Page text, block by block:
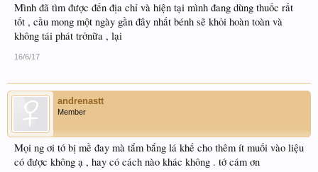
Mình đã tìm được đến địa chỉ và hiện tại mình đang dùng thuốc rất
tốt , cầu mong một ngày gần đây nhất bénh sẽ khỏi hoàn toàn và
không tái phát trởnữa , lại
16/6/17
andrenastt
Member
Mọi ng ơi tớ bị mề đay mà tắm bắng lá khế cho thêm ít muối vào liệu
có được không ạ , hay có cách nào khác không . tớ cám ơn